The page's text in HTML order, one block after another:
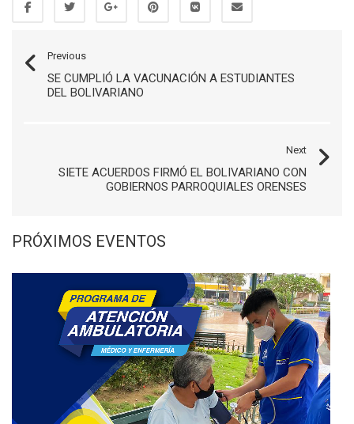
Previous
SE CUMPLIÓ LA VACUNACIÓN A ESTUDIANTES
DEL BOLIVARIANO
Next
SIETE ACUERDOS FIRMÓ EL BOLIVARIANO CON
GOBIERNOS PARROQUIALES ORENSES
PRÓXIMOS EVENTOS